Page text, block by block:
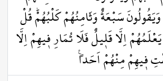
سَبْعَةٌ وَثَامِنُهُمْ كَلْبُهُمْۜ قُلْ
اِلَّا قَل۪يلٌ۠ فَلَا تُمَارِ ف۪يهِمْ اِلَّا
ف۪يهِمْ مِنْهُمْ اَحَداً۟